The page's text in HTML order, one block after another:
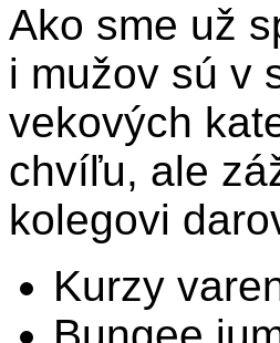
Ako sme už
i mužov sú v
vekových
chvíľu, ale
kolegovi
Kurzy